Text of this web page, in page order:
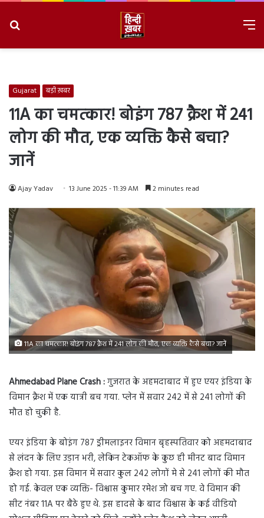
Gujarat बड़ी ख़बर
11A का चमत्‍कार! बोइंग 787 क्रैश में 241
लोग की मौत, एक व्यक्ति कैसे बचा?
जानें
Ajay Yadav 13 June 2025 - 11:39 AM 2 minutes read
11A का चमत्‍कार! बोइंग 787 क्रैश में 241 लोग की मौत, एक व्यक्ति कैसे बचा? जानें
Ahmedabad Plane Crash :गुजरात के अहमदाबाद में हुए एयर इंडिया के
विमान क्रैश में एक यात्री बच गया. प्लेन में सवार 242 में से 241 लोगों की
मौत हो चुकी है.
एयर इंडिया के बोइंग 787 ड्रीमलाइनर विमान बृहस्पतिवार को अहमदाबाद
से लंदन के लिए उड़ान भरी, लेकिन टेकऑफ के कुछ ही मीनट बाद विमान
क्रैश हो गया. इस विमान में सवार कुल 242 लोगों मे से 241 लोगों की मौत
हो गई. केवल एक व्यक्ति- विश्वास कुमार रमेश जो बच गए. वे विमान की
सीट नंबर 11A पर बैठे हुए थे. इस हादसे के बाद विश्वास के कई वीडियो